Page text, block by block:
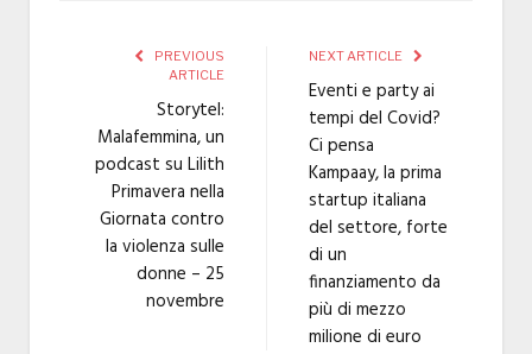
PREVIOUS
ARTICLE
Storytel:
Malafemmina, un
podcast su Lilith
Primavera nella
Giornata contro
la violenza sulle
donne – 25
novembre
NEXT ARTICLE
Eventi e party ai
tempi del Covid?
Ci pensa
Kampaay, la prima
startup italiana
del settore, forte
di un
finanziamento da
più di mezzo
milione di euro